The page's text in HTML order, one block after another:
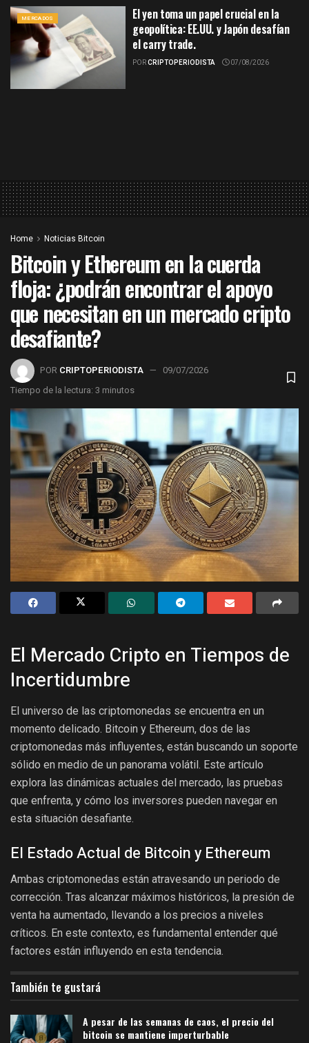
MERCADOS
El yen toma un papel crucial en la
geopolítica: EE.UU. y Japón desafían
el carry trade.
PORCRIPTOPERIODISTA 07/08/2026
Home Noticias Bitcoin
Bitcoin y Ethereum en la cuerda
floja: ¿podrán encontrar el apoyo
que necesitan en un mercado cripto
desafiante?
POR CRIPTOPERIODISTA
09/07/2026
Tiempo de la lectura: 3 minutos
El Mercado Cripto en Tiempos de
Incertidumbre
El universo de las criptomonedas se encuentra en un
momento delicado. Bitcoin y Ethereum, dos de las
criptomonedas más influyentes, están buscando un soporte
sólido en medio de un panorama volátil. Este artículo
explora las dinámicas actuales del mercado, las pruebas
que enfrenta, y cómo los inversores pueden navegar en
esta situación desafiante.
El Estado Actual de Bitcoin y Ethereum
Ambas criptomonedas están atravesando un periodo de
corrección. Tras alcanzar máximos históricos, la presión de
venta ha aumentado, llevando a los precios a niveles
críticos. En este contexto, es fundamental entender qué
factores están influyendo en esta tendencia.
También te gustará
A pesar de las semanas de caos, el precio del
bitcoin se mantiene imperturbable